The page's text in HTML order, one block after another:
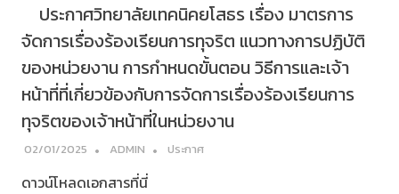
ประกาศวิทยาลัยเทคนิคยโสธร เรื่อง มาตรการ
จัดการเรื่องร้องเรียนการทุจริต แนวทางการปฏิบัติ
ของหน่วยงาน การกำหนดขั้นตอน วิธีการและเจ้า
หน้าที่ที่เกี่ยวข้องกับการจัดการเรื่องร้องเรียนการ
ทุจริตของเจ้าหน้าที่ในหน่วยงาน
02/01/2025 ADMIN ประกาศ
ดาวน์โหลดเอกสารที่นี่